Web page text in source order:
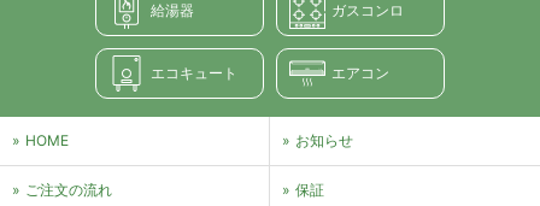
給湯器 ガスコンロ
エコキュート エアコン
HOME お知らせ
ご注文の流れ 保証